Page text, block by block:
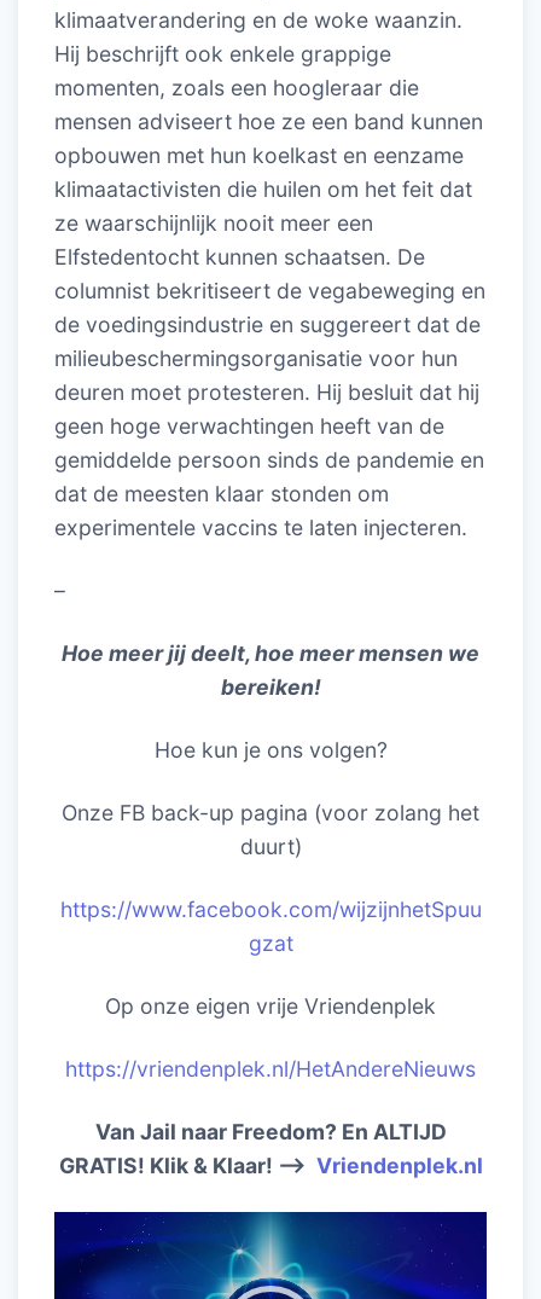
klimaatverandering en de woke waanzin.
Hij beschrijft ook enkele grappige
momenten, zoals een hoogleraar die
mensen adviseert hoe ze een band kunnen
opbouwen met hun koelkast en eenzame
klimaatactivisten die huilen om het feit dat
ze waarschijnlijk nooit meer een
Elfstedentocht kunnen schaatsen. De
columnist bekritiseert de vegabeweging en
de voedingsindustrie en suggereert dat de
milieubeschermingsorganisatie voor hun
deuren moet protesteren. Hij besluit dat hij
geen hoge verwachtingen heeft van de
gemiddelde persoon sinds de pandemie en
dat de meesten klaar stonden om
experimentele vaccins te laten injecteren.
–
Hoe meer jij deelt, hoe meer mensen we
bereiken!
Hoe kun je ons volgen?
Onze FB back-up pagina (voor zolang het
duurt)
https://www.facebook.com/wijzijnhetSpuu
gzat
Op onze eigen vrije Vriendenplek
https://vriendenplek.nl/HetAndereNieuws
Van Jail naar Freedom? En ALTIJD
GRATIS! Klik & Klaar! –> Vriendenplek.nl
Videospeler